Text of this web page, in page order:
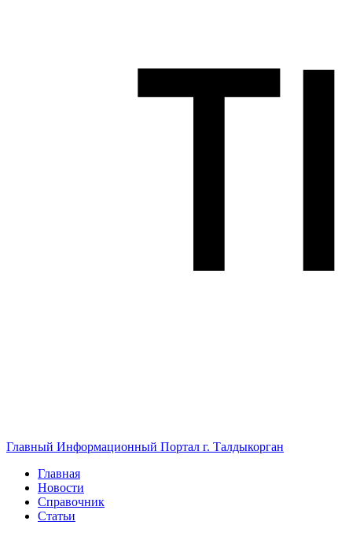
Главный Информационный Портал г. Талдыкорган
Главная
Новости
Справочник
Статьи